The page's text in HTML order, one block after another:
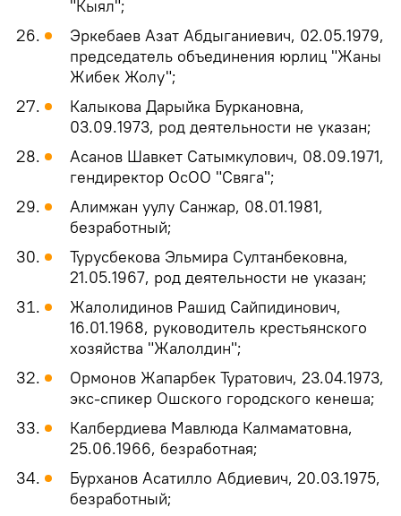
"Кыял";
Эркебаев Азат Абдыганиевич, 02.05.1979,
председатель объединения юрлиц "Жаны
Жибек Жолу";
Калыкова Дарыйка Буркановна,
03.09.1973, род деятельности не указан;
Асанов Шавкет Сатымкулович, 08.09.1971,
гендиректор ОсОО "Свяга";
Алимжан уулу Санжар, 08.01.1981,
безработный;
Турусбекова Эльмира Султанбековна,
21.05.1967, род деятельности не указан;
Жалолидинов Рашид Сайпидинович,
16.01.1968, руководитель крестьянского
хозяйства "Жалолдин";
Ормонов Жапарбек Туратович, 23.04.1973,
экс-спикер Ошского городского кенеша;
Калбердиева Мавлюда Калмаматовна,
25.06.1966, безработная;
Бурханов Асатилло Абдиевич, 20.03.1975,
безработный;